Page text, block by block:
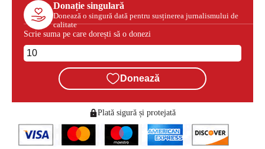
Donație singulară
Donează o singură dată pentru susținerea jurnalismului de
calitate
Scrie suma pe care dorești să o donezi
Donează
Plată sigură și protejată